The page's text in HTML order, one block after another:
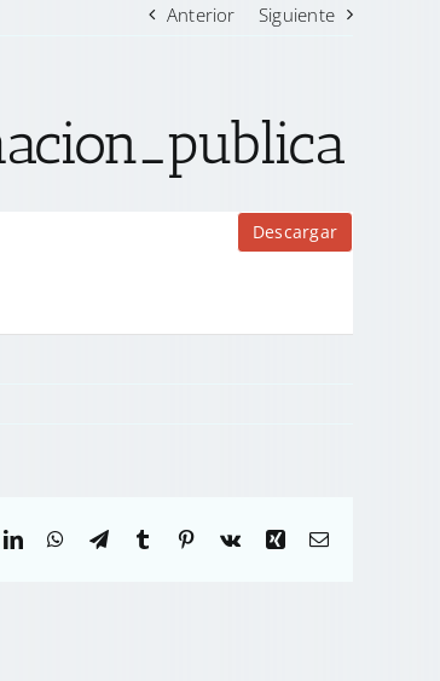
Anterior Siguiente
Descargar
LinkedInWhatsApp
TelegramTumblr Pinterest
Vk Xing Correo